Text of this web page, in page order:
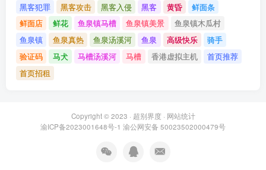
黑客犯罪 黑客攻击 黑客入侵 黑客 黄昏
鲜面条
鲜面店
鲜花 鱼泉镇马槽 鱼泉镇美景
鱼泉镇木瓜村
鱼泉镇
鱼泉真热 鱼泉汤溪河 鱼泉 高级快乐
骑手
验证码
马犬 马槽汤溪河 马槽 香港虚拟主机
首页推荐
首页招租
Copyright © 2023 · 超别界度· 网站统计
渝ICP备2023001648号-1 渝公网安备 50023502000479号